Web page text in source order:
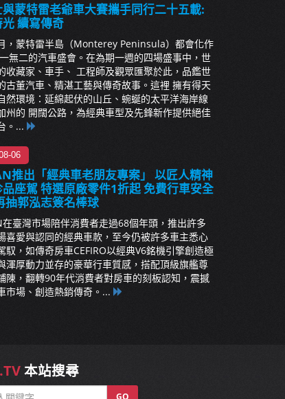
蒙特雷老爺車大賽攜手同行二十五載:
續寫傳奇
，蒙特雷半島（Monterey Peninsula）都會化作
無二的汽車盛會。在為期一週的四場盛事中，世
收藏家、車手、 工程師及觀眾匯聚於此，品鑑世
古董汽車、精湛工藝與傳奇故事。這裡 擁有得天
然環境：延綿起伏的山丘、蜿蜒的太平洋海岸線
州的 開闊公路，為經典車型及先鋒新作提供絕佳
。...
06
推出「經典車老朋友專案」 以匠人精神
座駕 特選原廠零件1折起 免費行車安全
抽郭泓志簽名棒球
在臺灣市場陪伴消費者走過68個年頭，推出許多
喜愛與認同的經典車款，至今仍被許多車主悉心
馭，如傳奇房車CEFIRO以經典V6銘機引擎創造極
渾厚動力並存的豪華行車質感，搭配頂級旗艦尊
陳，翻轉90年代消費者對房車的刻板認知，震撼
市場、創造熱銷傳奇。...
本站搜尋